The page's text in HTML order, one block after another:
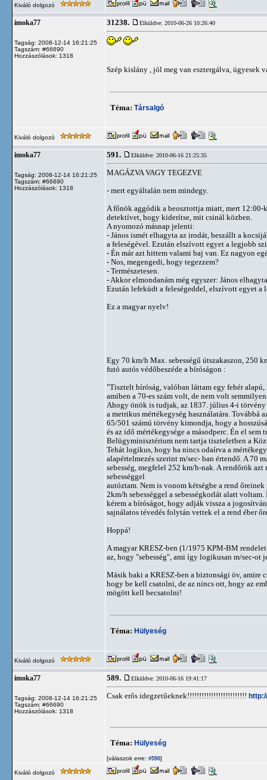
Kiváló dolgozó
imoka77
Tagság: 2008-12-14 16:21:25
Tagszám: #66690
Hozzászólások: 1318
31238. Elküldve: 2010-06-26 10:26:40
Szép kislány , jól meg van esztergálva,
Téma: Társalgó
Kiváló dolgozó
imoka77
Tagság: 2008-12-14 16:21:25
Tagszám: #66690
Hozzászólások: 1318
591. Elküldve: 2010-06-16 21:25:35
MAGÁZVA VAGY TEGEZVE
- mert egyáltalán nem mindegy.
A főnök aggódik a beosztottja miatt, mert
detektívet, hogy kiderítse, mit csinál közben.
A nyomozó másnap jelenti:
- János ismét elhagyta az irodát, beszállt a
a feleségével. Ezután elszívott egyet a legjobb
- Én már azt hittem valami baj van. Ez nagyon
- Nos, megengedi, hogy tegezzem?
- Természetesen.
- Akkor elmondanám még egyszer: János
Ezután lefeküdt a feleségeddel, elszívott egyet
Ez a magyar nyelv!
Egy 70 km/h Max. sebességű útszakaszon, 250
futó autós védőbeszéde a bíróságon :
"Tisztelt bíróság, valóban láttam egy fehér
amiben a 70-es szám volt, de nem volt
Ahogy önök is tudjak, az 1837. július 4-i
a metrikus mértékegység használatára. Továbbá
65/501 számú törvény kimondja, hogy a
és az idő mértékegysége a másodperc. Én el
Belügyminisztérium nem tartja tiszteletben a
Tehát logikus, hogy ha nincs odaírva a
alapértelmezés szerint m/sec- ban értendő. A 70
sebesség, megfelel 252 km/h-nak. A rendőrök
sebességgel
autóztam. Nem is vonom kétségbe a rend őreinek
2km/h sebességgel a sebességkorlát alatt
kérem a bíróságot, hogy adják vissza a
sajnálatos tévedés folytán vettek el a rend éber
Hoppá!
A magyar KRESZ-ben (1/1975 KPM-BM
az, hogy "sebesség", ami így logikusan m/sec-ot
Másik baki a KRESZ-ben a biztonsági öv, amire
hogy be kell csatolni, de az nincs ott, hogy az
mögött kell becsatolni!
Téma: Hülyeség
Kiváló dolgozó
imoka77
Tagság: 2008-12-14 16:21:25
Tagszám: #66690
Hozzászólások: 1318
589. Elküldve: 2010-06-16 19:41:17
Csak erős idegzetűeknek!!!!!!!!!!!!!!!!!!!!!!!!!
Téma: Hülyeség
[válaszok erre: #590]
Kiváló dolgozó